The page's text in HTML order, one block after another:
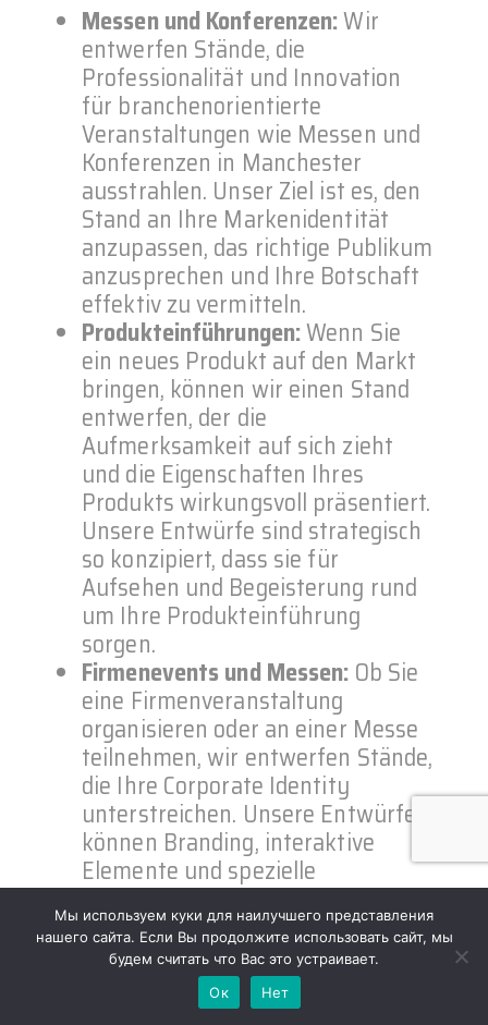
Messen und Konferenzen:Wir
entwerfen Stände, die
Professionalität und Innovation
für branchenorientierte
Veranstaltungen wie Messen und
Konferenzen in Manchester
ausstrahlen. Unser Ziel ist es, den
Stand an Ihre Markenidentität
anzupassen, das richtige Publikum
anzusprechen und Ihre Botschaft
effektiv zu vermitteln.
Produkteinführungen:Wenn Sie
ein neues Produkt auf den Markt
bringen, können wir einen Stand
entwerfen, der die
Aufmerksamkeit auf sich zieht
und die Eigenschaften Ihres
Produkts wirkungsvoll präsentiert.
Unsere Entwürfe sind strategisch
so konzipiert, dass sie für
Aufsehen und Begeisterung rund
um Ihre Produkteinführung
sorgen.
Firmenevents und Messen: Ob Sie
eine Firmenveranstaltung
organisieren oder an einer Messe
teilnehmen, wir entwerfen Stände,
die Ihre Corporate Identity
unterstreichen. Unsere Entwürfe
können Branding, interaktive
Elemente und spezielle
Besprechungsbereiche enthalten,
um Networking-Möglichkeiten zu
erleichtern.
Verbrauchermessen:Diese
Veranstaltungen erfordern
Мы используем куки для наилучшего представления
нашего сайта. Если Вы продолжите использовать сайт, мы
будем считать что Вас это устраивает.
Ок
Нет